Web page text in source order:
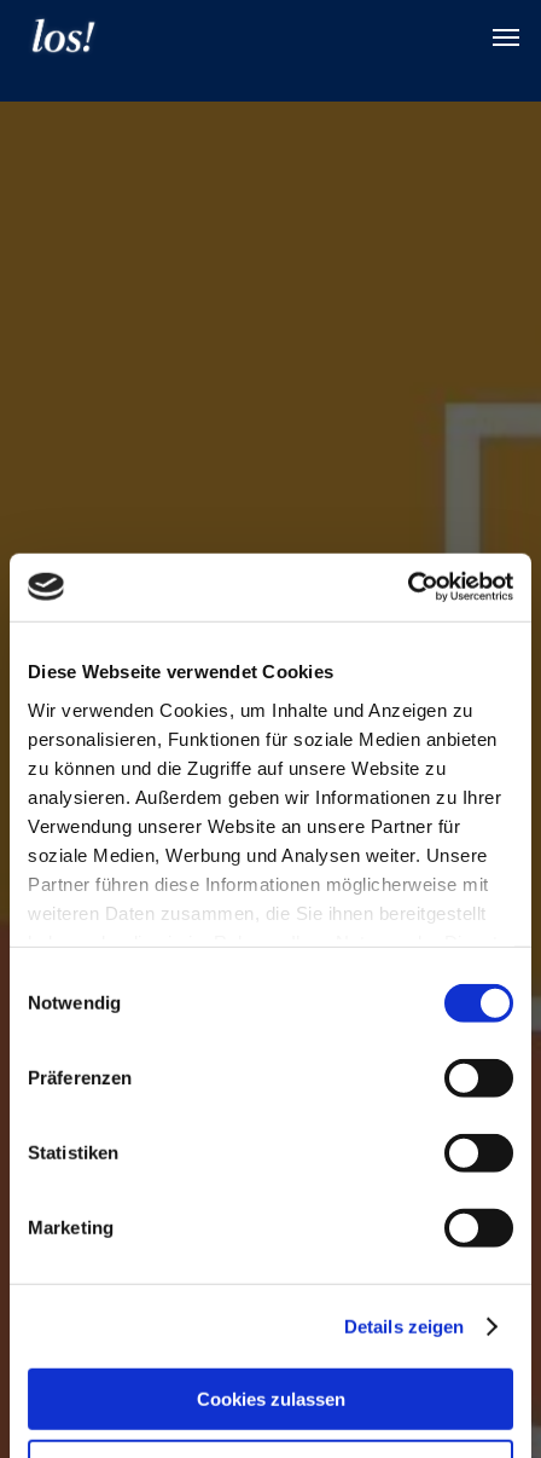
Diese Webseite verwendet Cookies
Wir verwenden Cookies, um Inhalte und Anzeigen zu
personalisieren, Funktionen für soziale Medien anbieten
zu können und die Zugriffe auf unsere Website zu
analysieren. Außerdem geben wir Informationen zu Ihrer
Verwendung unserer Website an unsere Partner für
soziale Medien, Werbung und Analysen weiter. Unsere
Partner führen diese Informationen möglicherweise mit
weiteren Daten zusammen, die Sie ihnen bereitgestellt
Notwendig
Präferenzen
Statistiken
Marketing
Details zeigen
Cookies zulassen